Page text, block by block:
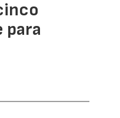
para